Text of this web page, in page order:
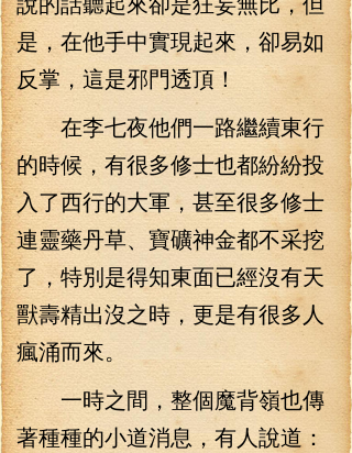
是，在他手中實現起來，卻易如
反掌，這是邪門透頂！
在李七夜他們一路繼續東行
的時候，有很多修士也都紛紛投
入了西行的大軍，甚至很多修士
連靈藥丹草、寶礦神金都不采挖
了，特別是得知東面已經沒有天
獸壽精出沒之時，更是有很多人
瘋涌而來。
一時之間，整個魔背嶺也傳
著種種的小道消息，有人說道：